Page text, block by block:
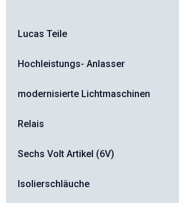
Lucas Teile
Hochleistungs- Anlasser
modernisierte Lichtmaschinen
Relais
Sechs Volt Artikel (6V)
Isolierschläuche